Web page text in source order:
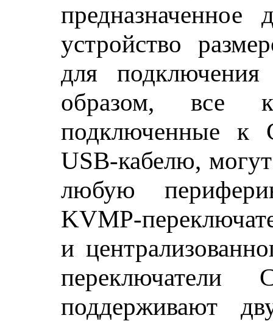
устройство
для
образом, все
подключенные к
USB-кабелю,
любую
KVMP-
и
поддерживают